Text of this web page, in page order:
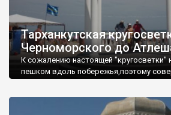
Тарханкутская
Черноморского до
К сожалению настоящей "кругосветки"
пешком вдоль побережья,поэтому